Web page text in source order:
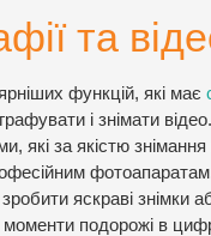
та
функцій, які має
і знімати
які за якістю
яскраві знімки
моменти подорожі в